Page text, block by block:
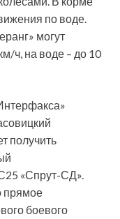
по воде.
могут
ч, на воде – до 10
получить
«Спрут-СД».
прямое
боевого